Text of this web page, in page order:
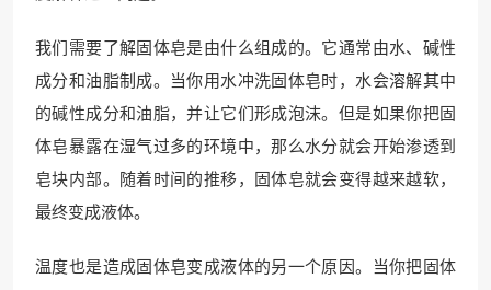
我们需要了解固体皂是由什么组成的。它通常由水、碱性
成分和油脂制成。当你用水冲洗固体皂时，水会溶解其中
的碱性成分和油脂，并让它们形成泡沫。但是如果你把固
体皂暴露在湿气过多的环境中，那么水分就会开始渗透到
皂块内部。随着时间的推移，固体皂就会变得越来越软，
最终变成液体。
温度也是造成固体皂变成液体的另一个原因。当你把固体